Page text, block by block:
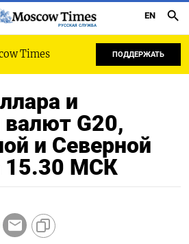
РУССКАЯ СЛУЖБА
EN
Times ПОДДЕРЖАТЬ
и
валют G20,
и Северной
15.30 МСК